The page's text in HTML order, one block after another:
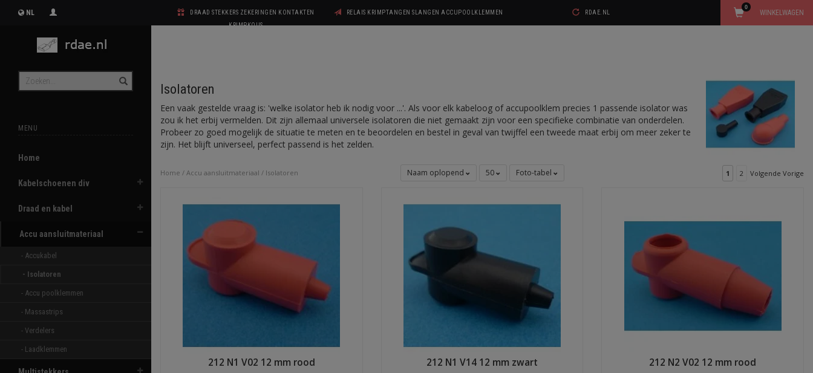
NL
DRAAD STEKKERS ZEKERINGEN KONTAKTEN
KRIMPKOUS
RELAIS KRIMPTANGEN SLANGEN ACCUPOOLKLEMMEN RDAE.NL WINKELWAGEN
0
MENU
Home
Kabelschoenen div
Draad en kabel
Accu aansluitmateriaal
- Accukabel
- Isolatoren
- Accu poolklemmen
- Massastrips
- Verdelers
- Laadklemmen
Isolatoren
Een vaak gestelde vraag is: 'welke isolator heb ik nodig voor ...'. Als voor elk kabeloog of accupoolklem precies 1 passende isolator was
zou ik het erbij vermelden. Dit zijn allemaal universele isolatoren die niet gemaakt zijn voor een specifieke combinatie van onderdelen.
Probeer zo goed mogelijk de situatie te meten en te beoordelen en bestel in geval van twijffel een tweede maat erbij om meer zeker te
zijn. Het blijft universeel, perfect passend is het zelden.
Home / Accu aansluitmateriaal / Isolatoren Naam oplopend 50 Foto-tabel 1 2 Volgende Vorige
212 N1 V02 12 mm rood
212 N1 V14 12 mm zwart
212 N2 V02 12 mm rood